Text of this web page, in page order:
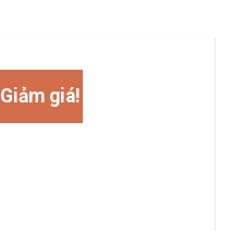
Giảm giá!